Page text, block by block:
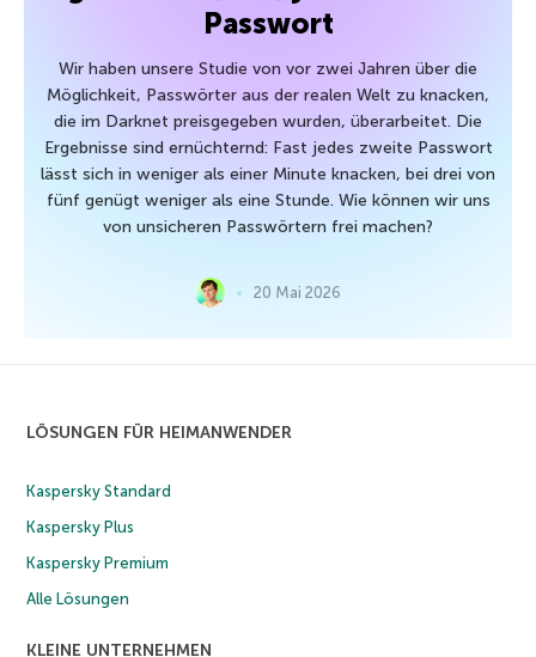
Passwort
Wir haben unsere Studie von vor zwei Jahren über die
Möglichkeit, Passwörter aus der realen Welt zu knacken,
die im Darknet preisgegeben wurden, überarbeitet. Die
Ergebnisse sind ernüchternd: Fast jedes zweite Passwort
lässt sich in weniger als einer Minute knacken, bei drei von
fünf genügt weniger als eine Stunde. Wie können wir uns
von unsicheren Passwörtern frei machen?
20 Mai 2026
LÖSUNGEN FÜR HEIMANWENDER
Kaspersky Standard
Kaspersky Plus
Kaspersky Premium
Alle Lösungen
KLEINE UNTERNEHMEN